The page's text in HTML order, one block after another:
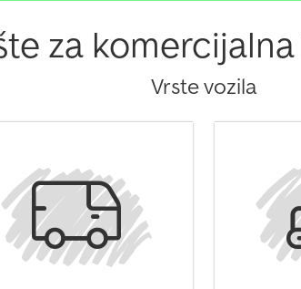
za
Vrste vozila